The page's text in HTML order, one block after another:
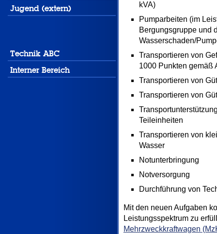
Jugend (extern)
Technik ABC
Interner Bereich
kVA)
Pumparbeiten (im
Bergungsgruppe und
Wasserschaden/
Transportieren von
1000 Punkten gemäß
Transportieren von
Transportieren von
Teileinheiten
Transportieren von
Wasser
Notunterbringung
Notversorgung
Durchführung von
Mit den neuen Aufgaben
Leistungsspektrum zu
Mehrzweckkraftwagen